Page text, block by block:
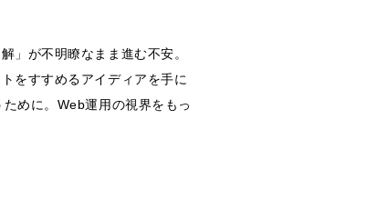
」が不明瞭なまま進む不安。
をすすめるアイディアを手に
めに。Web運用の視界をもっ